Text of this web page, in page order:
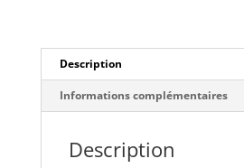
Description
Informations complémentaires
Description